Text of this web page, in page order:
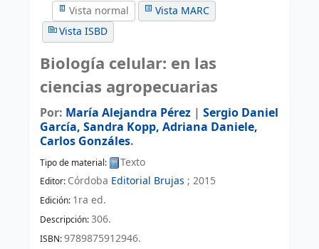
Vista normal
Vista MARC
Vista ISBD
Biología celular: en las
ciencias agropecuarias
Por: María Alejandra Pérez | Sergio Daniel
García, Sandra Kopp, Adriana Daniele,
Carlos Gonzáles.
Tipo de material: Texto
Editor: Córdoba Editorial Brujas ; 2015
Edición: 1ra ed.
Descripción:306.
ISBN:9789875912946.